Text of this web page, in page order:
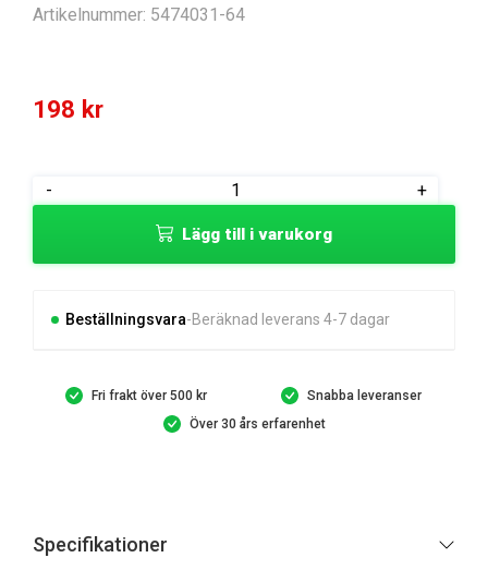
Artikelnummer: 5474031-64
198 kr
-
CHOKE
COMBINATI
+
Lägg till i varukorg
Beställningsvara Beräknad leverans 4-7 dagar
Fri frakt över 500 kr
Snabba leveranser
Över 30 års erfarenhet
Specifikationer